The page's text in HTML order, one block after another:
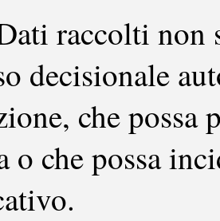
raccolti non
decisionale
che
o che possa